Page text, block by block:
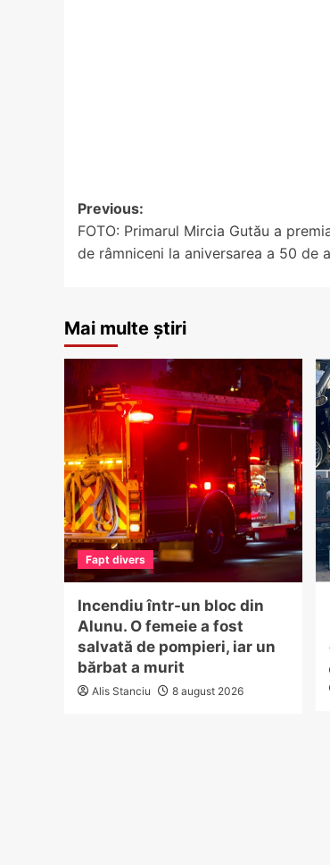
Post
navigation
Previous:
FOTO: Primarul Mircia Gutău a
de râmniceni la aniversarea a 50 de
Mai multe știri
Fapt divers
Incendiu într-un bloc din
Alunu. O femeie a fost
salvată de pompieri, iar un
bărbat a murit
Alis Stanciu 8 august 2026